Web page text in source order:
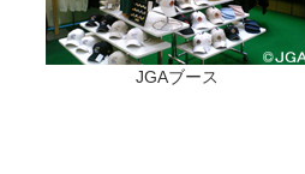
JGAブース